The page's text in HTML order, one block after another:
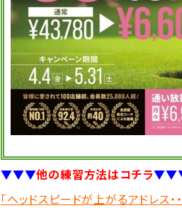
▼▼▼他の練習方法はコチラ
「ヘッドスピードが上がるアドレス・